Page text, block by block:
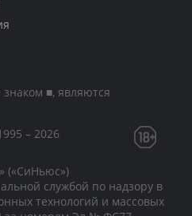
■, являются
– 2026
(«СиНьюс»)
службой по надзору в
технологий и массовых